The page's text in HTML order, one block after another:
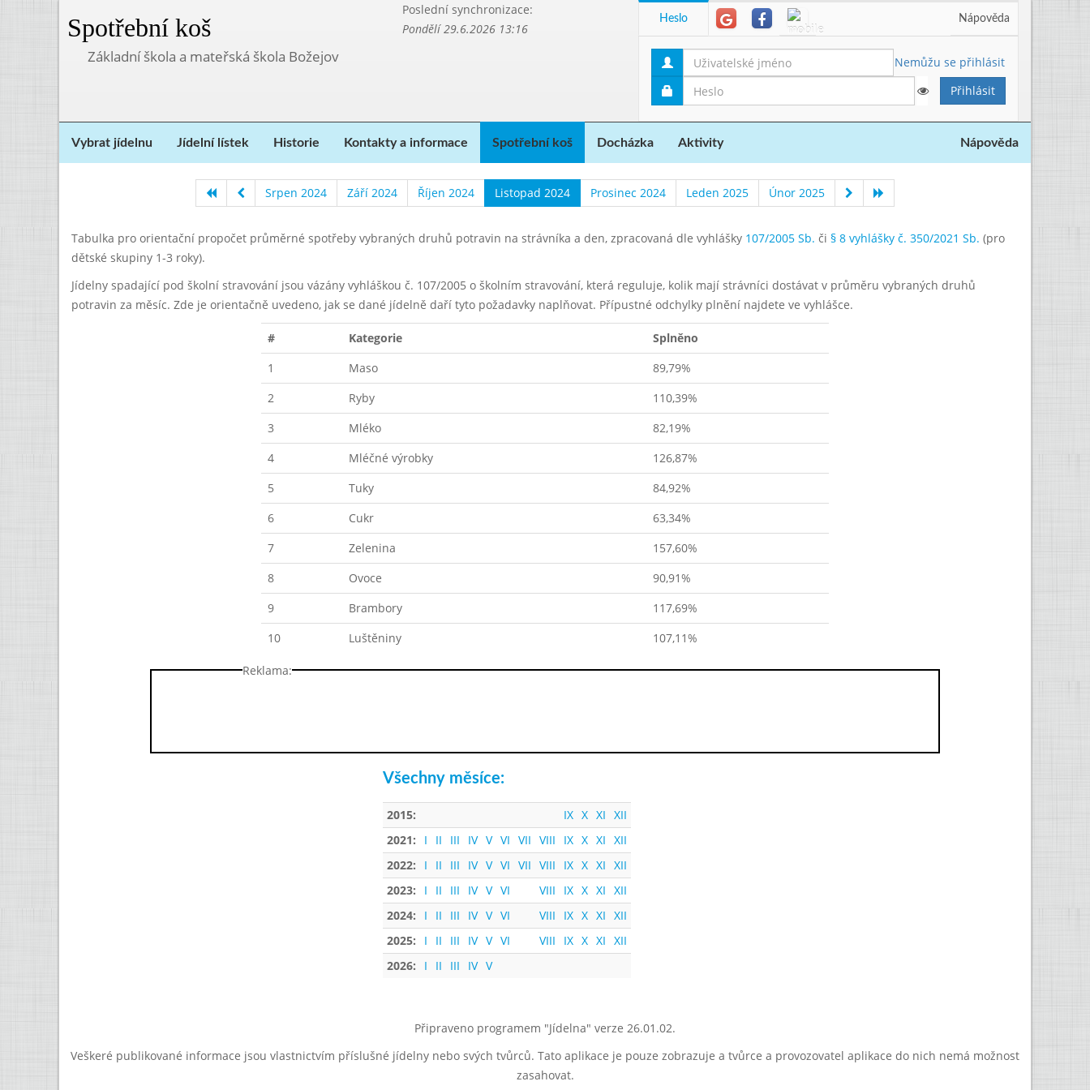
Spotřební koš
Poslední synchronizace:
Pondělí 29.6.2026 13:16
Základní škola a mateřská škola Božejov
Heslo Nápověda
Nemůžu se přihlásit
Vybrat jídelnu Jídelní lístek Historie Kontakty a informace Spotřební koš Docházka Aktivity Nápověda
Srpen 2024 Září 2024 Říjen 2024 Listopad 2024 Prosinec 2024 Leden 2025 Únor 2025
Tabulka pro orientační propočet průměrné spotřeby vybraných druhů potravin na strávníka a den, zpracovaná dle vyhlášky 107/2005 Sb. či § 8 vyhlášky č. 350/2021 Sb. (pro
dětské skupiny 1-3 roky).
Jídelny spadající pod školní stravování jsou vázány vyhláškou č. 107/2005 o školním stravování, která reguluje, kolik mají strávníci dostávat v průměru vybraných druhů
potravin za měsíc. Zde je orientačně uvedeno, jak se dané jídelně daří tyto požadavky naplňovat. Přípustné odchylky plnění najdete ve vyhlášce.
# Kategorie
Splněno
1
Maso
89,79%
2
Ryby
110,39%
3
Mléko
82,19%
4
Mléčné výrobky
126,87%
5
Tuky
84,92%
6
Cukr
63,34%
7
Zelenina
157,60%
8
Ovoce
90,91%
9
Brambory
117,69%
10
Luštěniny 107,11%
Reklama:
Všechny měsíce:
2015: IX X XI XII
2021:
I II III IV V VI VII VIII IX X XI XII
2022:
I II III IV V VI VII VIII IX X XI XII
2023:
I II III IV V VI VIII IX X XI XII
2024:
I II III IV V VI VIII IX X XI XII
2025:
I II III IV V VI VIII IX X XI XII
2026:
I II III IV V
Připraveno programem "Jídelna" verze 26.01.02.
Veškeré publikované informace jsou vlastnictvím příslušné jídelny nebo svých tvůrců. Tato aplikace je pouze zobrazuje a tvůrce a provozovatel aplikace do nich nemá možnost
zasahovat.